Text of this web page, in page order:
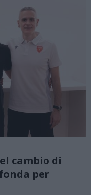
cambio di
per